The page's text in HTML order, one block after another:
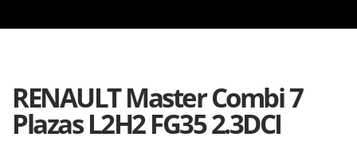
RENAULT Master Combi 7
Plazas L2H2 FG35 2.3DCI